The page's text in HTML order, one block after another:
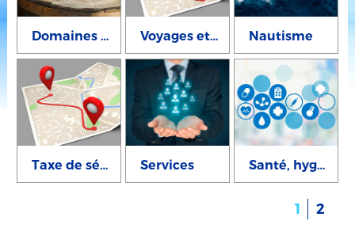
Domaines viticoles et cavistes Voyages et transports Nautisme
Taxe de séjour Services Santé, hygiène et paramédical
1 2